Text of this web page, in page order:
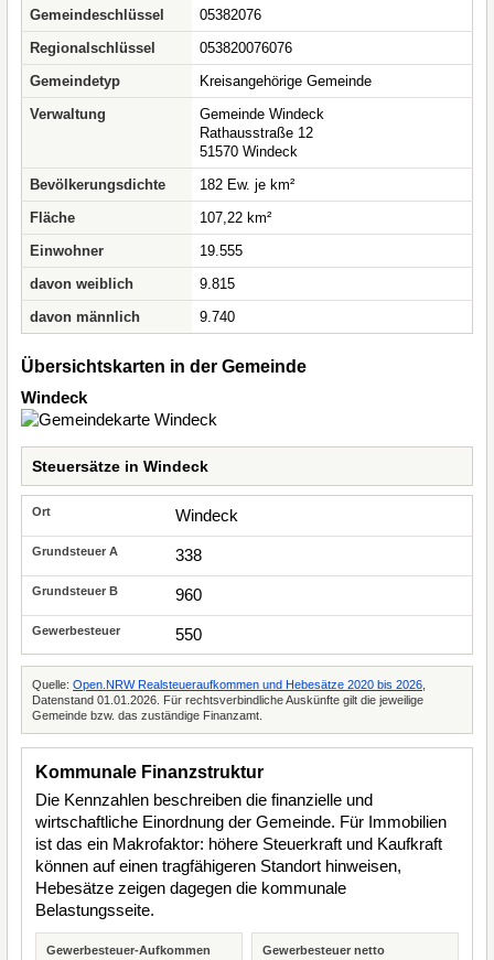
Gemeindeschlüssel
05382076
Regionalschlüssel
053820076076
Gemeindetyp
Kreisangehörige Gemeinde
Verwaltung
Gemeinde Windeck
Rathausstraße 12
51570 Windeck
Bevölkerungsdichte
182 Ew. je km²
Fläche
107,22 km²
Einwohner
19.555
davon weiblich
9.815
davon männlich
9.740
Übersichtskarten in der Gemeinde
Windeck
Steuersätze in Windeck
Windeck
338
960
550
Quelle: Open.NRW Realsteueraufkommen und Hebesätze 2020 bis 2026
Datenstand 01.01.2026. Für rechtsverbindliche Auskünfte gilt die jeweilige
Gemeinde bzw. das zuständige Finanzamt.
Kommunale Finanzstruktur
Die Kennzahlen beschreiben die finanzielle und
wirtschaftliche Einordnung der Gemeinde. Für Immobilien
ist das ein Makrofaktor: höhere Steuerkraft und Kaufkraft
können auf einen tragfähigeren Standort hinweisen,
Hebesätze zeigen dagegen die kommunale
Belastungsseite.
Gewerbesteuer-Aufkommen Gewerbesteuer netto